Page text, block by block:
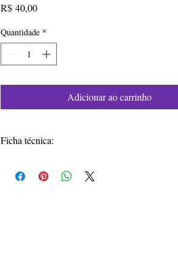
R$ 40,00Preço
Quantidade *
Adicionar ao carrinho
Ficha técnica:
Autor: Thaís Cripa